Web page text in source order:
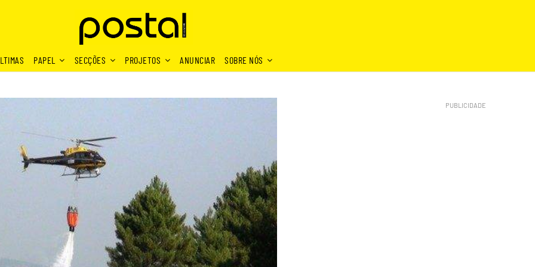
PAPEL SECÇÕES PROJETOS ANUNCIAR SOBRE NÓS